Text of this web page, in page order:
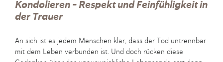
Kondolieren – Respekt und Feinfühligkeit in
der Trauer
An sich ist es jedem Menschen klar, dass der Tod untrennbar
mit dem Leben verbunden ist. Und doch rücken diese